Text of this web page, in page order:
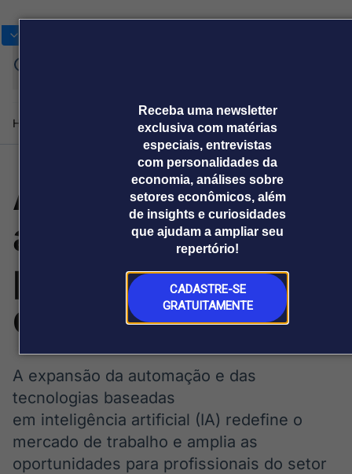
Receba uma newsletter
exclusiva com matérias
especiais, entrevistas
com personalidades da
economia, análises sobre
setores econômicos, além
de insights e curiosidades
que ajudam a ampliar seu
repertório!
CADASTRE-SE
GRATUITAMENTE
Home Produtos e soluçõesNotíciasBlogWeekendInstitucional
Broadcast
Broadcast+
O mercado
financeiro em
tempo real
Broadcast
Tudo sobre o
agronegócio
Broadcast
Energia
energia elétrica
no Brasil
Broadcast
personalizados
Soluções de Dados
e Conteúdos
Releases Broadcast
Prêmio Broadcast
Empresas
Releases
Automação
amplia demanda
por profissionais
de tecnologia
A expansão da automação e das
tecnologias baseadas
em inteligência artificial (IA) redefine o
mercado de trabalho e amplia as
oportunidades para profissionais do setor